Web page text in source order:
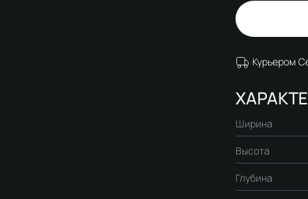
Курьером
Ширина
Высота
Глубина